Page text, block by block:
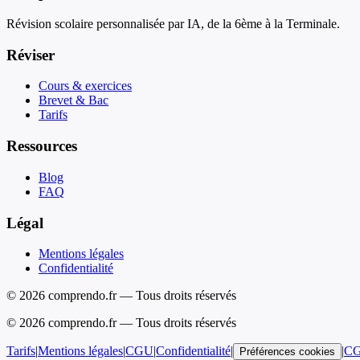
Révision scolaire personnalisée par IA, de la 6ème à la Terminale.
Réviser
Cours & exercices
Brevet & Bac
Tarifs
Ressources
Blog
FAQ
Légal
Mentions légales
Confidentialité
© 2026 comprendo.fr — Tous droits réservés
© 2026 comprendo.fr — Tous droits réservés
Tarifs|Mentions légales|CGU|Confidentialité| Préférences cookies |